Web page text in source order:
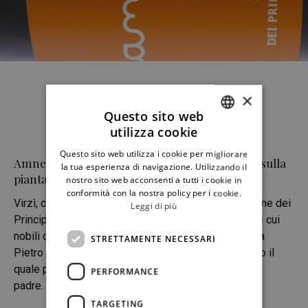
Amnesia, il vino da meditazione… dimenticato sulla
pianta
Virzì, comune di Monreale. Qui si trovano le campagne dei
Principi di Spadafora appartenenti ad una famiglia le cui
nobili origini risalgono al 1230. L’azienda, fondata da
Pietro Spadafora, è ora condotta dal figlio Francesco il
quale prosegue nel progetto vitivinicolo iniziato dal
padre. La tenuta
ENGLISH
×
Questo sito web
utilizza cookie
Questo sito web utilizza i cookie per migliorare
la tua esperienza di navigazione. Utilizzando il
nostro sito web acconsenti a tutti i cookie in
conformità con la nostra policy per i cookie.
Leggi di più
STRETTAMENTE NECESSARI
PERFORMANCE
TARGETING